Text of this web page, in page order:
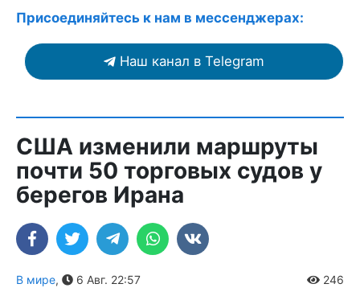
Присоединяйтесь к нам в мессенджерах:
Наш канал в Telegram
США изменили маршруты
почти 50 торговых судов у
берегов Ирана
В мире, 6 Авг. 22:57 246